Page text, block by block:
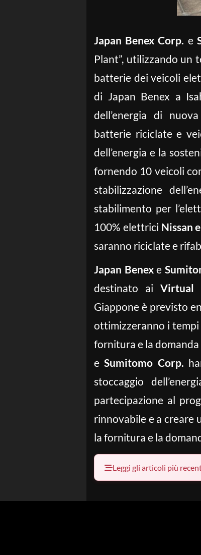
Japan Benex Corp. e
Plant”, utilizzando un
batterie dei veicoli
di Japan Benex a
dell’energia di
batterie riciclate e
dell’energia e la
fornendo 10 veicoli
stabilizzazione
stabilimento per
100% elettrici Nissan
saranno riciclate e
Japan Benexe
destinato aiVirtual
Giappone è previsto
ottimizzeranno i tempi
fornitura e la
eSumitomo Corp.
stoccaggio
partecipazione al
rinnovabile e a creare
la fornitura e la
Leggi gli articoli più